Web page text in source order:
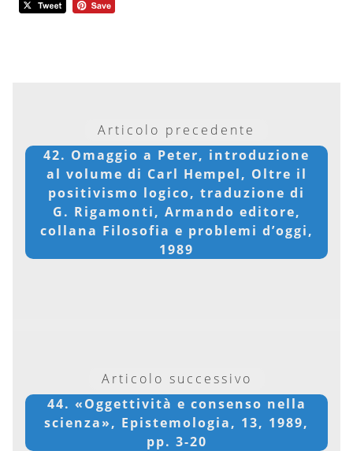
Articolo precedente
42. Omaggio a Peter, introduzione
al volume di Carl Hempel, Oltre il
positivismo logico, traduzione di
G. Rigamonti, Armando editore,
collana Filosofia e problemi d’oggi,
1989
Articolo successivo
44. «Oggettività e consenso nella
scienza», Epistemologia, 13, 1989,
pp. 3-20